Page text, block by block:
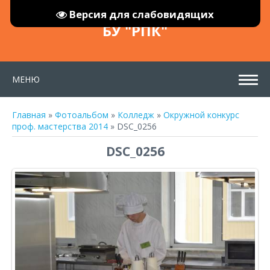
Версия для слабовидящих
БУ "РПК"
МЕНЮ
Главная » Фотоальбом » Колледж » Окружной конкурс
проф. мастерства 2014 » DSC_0256
DSC_0256